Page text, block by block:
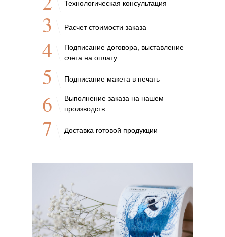
Технологическая консультация
Расчет стоимости заказа
Подписание договора, выставление
счета на оплату
Подписание макета в печать
Выполнение заказа на нашем
производств
Доставка готовой продукции
3
4
5
6
7